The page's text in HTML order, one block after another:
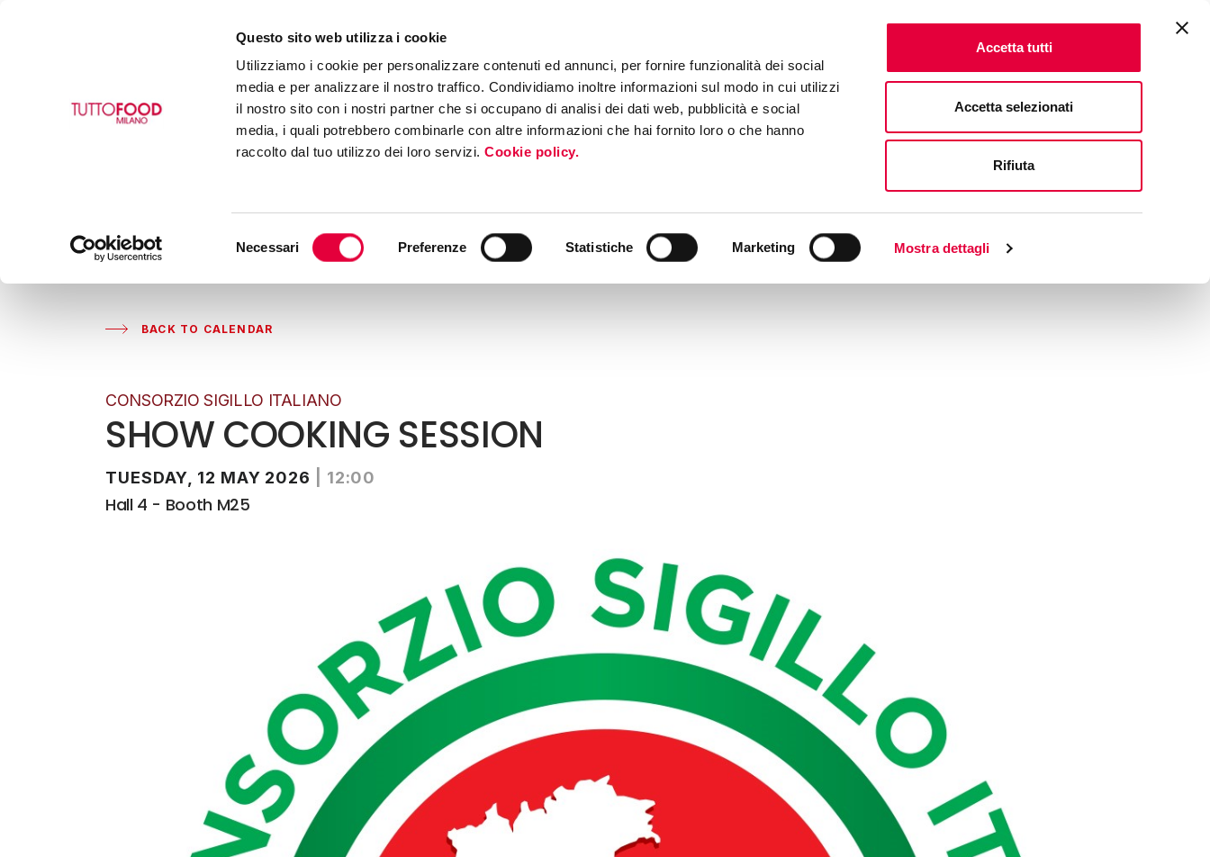
Questo sito web utilizza i cookie
Utilizziamo i cookie per personalizzare contenuti ed annunci, per fornire funzionalità dei social
media e per analizzare il nostro traffico. Condividiamo inoltre informazioni sul modo in cui utilizzi
il nostro sito con i nostri partner che si occupano di analisi dei dati web, pubblicità e social
media, i quali potrebbero combinarle con altre informazioni che hai fornito loro o che hanno
raccolto dal tuo utilizzo dei loro servizi.Cookie policy.
Necessari Preferenze Statistiche Marketing Mostra dettagli
Accetta tutti
Accetta selezionati
Rifiuta
BACK TO CALENDAR
CONSORZIO SIGILLO ITALIANO
SHOW COOKING SESSION
TUESDAY, 12 MAY 2026 12:00
Hall 4 - Booth M25